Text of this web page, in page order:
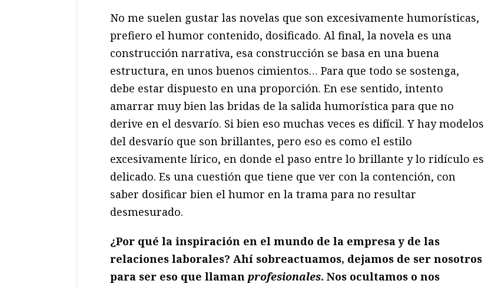
No me suelen gustar las novelas que son excesivamente humorísticas,
prefiero el humor contenido, dosificado. Al final, la novela es una
construcción narrativa, esa construcción se basa en una buena
estructura, en unos buenos cimientos… Para que todo se sostenga,
debe estar dispuesto en una proporción. En ese sentido, intento
amarrar muy bien las bridas de la salida humorística para que no
derive en el desvarío. Si bien eso muchas veces es difícil. Y hay modelos
del desvarío que son brillantes, pero eso es como el estilo
excesivamente lírico, en donde el paso entre lo brillante y lo ridículo es
delicado. Es una cuestión que tiene que ver con la contención, con
saber dosificar bien el humor en la trama para no resultar
desmesurado.
¿Por qué la inspiración en el mundo de la empresa y de las
relaciones laborales? Ahí sobreactuamos, dejamos de ser nosotros
para ser eso que llaman profesionales. Nos ocultamos o nos